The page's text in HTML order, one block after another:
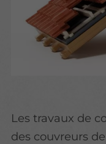
Les travaux de
des couvreurs